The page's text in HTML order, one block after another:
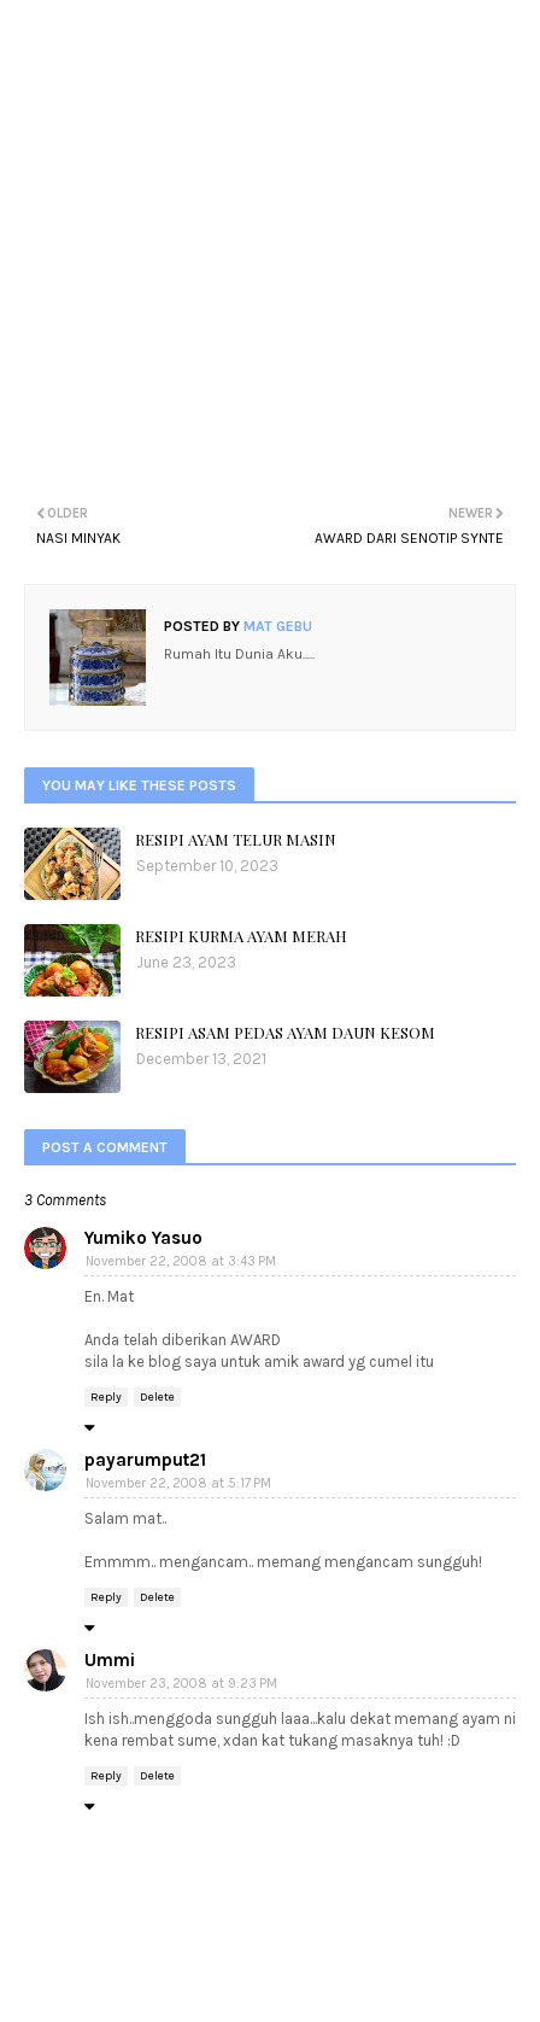
NEWER
AWARD DARI SENOTIP SYNTE
OLDER
NASI MINYAK
POSTED BY MAT GEBU
Rumah Itu Dunia Aku.....
YOU MAY LIKE THESE POSTS
RESIPI AYAM TELUR MASIN
September 10, 2023
RESIPI KURMA AYAM MERAH
June 23, 2023
RESIPI ASAM PEDAS AYAM DAUN KESOM
December 13, 2021
POST A COMMENT
3 Comments
Yumiko Yasuo
November 22, 2008 at 3:43 PM
En. Mat
Anda telah diberikan AWARD
sila la ke blog saya untuk amik award yg cumel itu
Reply Delete
payarumput21
November 22, 2008 at 5:17 PM
Salam mat..
Emmmm.. mengancam.. memang mengancam sungguh!
Reply Delete
Ummi
November 23, 2008 at 9:23 PM
Ish ish..menggoda sungguh laaa...kalu dekat memang ayam ni
kena rembat sume, xdan kat tukang masaknya tuh! :D
Reply Delete